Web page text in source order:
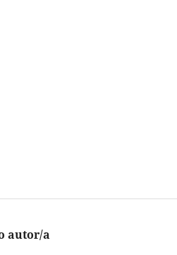
autor/a